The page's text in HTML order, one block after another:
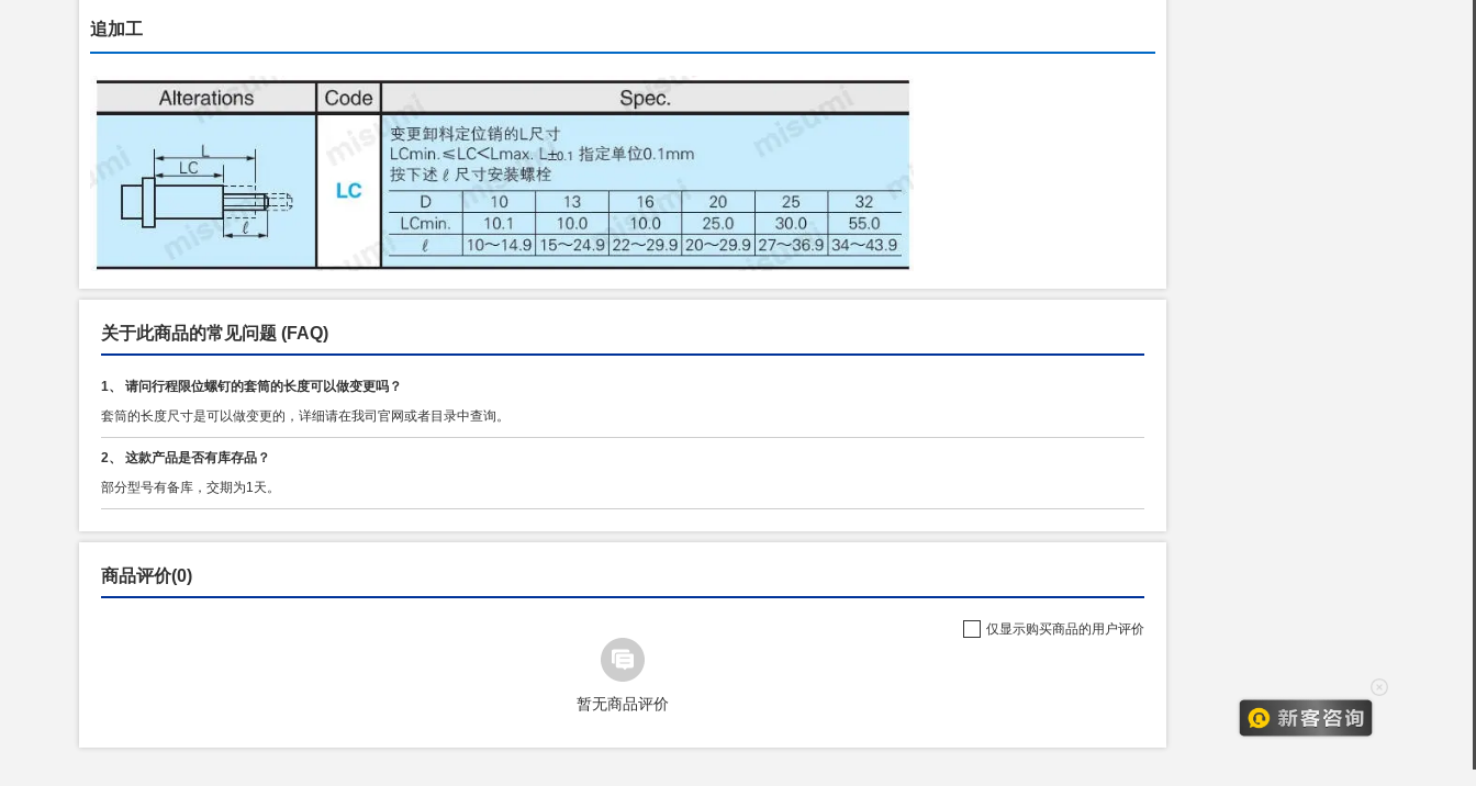
追加工
关于此商品的常见问题 (FAQ)
1、 请问行程限位螺钉的套筒的长度可以做变更吗？
套筒的长度尺寸是可以做变更的，详细请在我司官网或者目录中查询。
2、 这款产品是否有库存品？
部分型号有备库，交期为1天。
商品评价(0)
仅显示购买商品的用户评价
暂无商品评价